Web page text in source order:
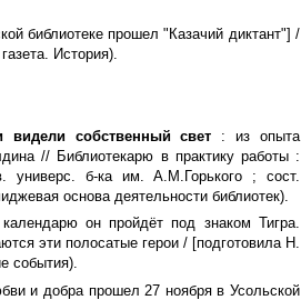
библиотеке прошел "Казачий диктант"] /
История).
собственный свет : из опыта
// Библиотекарю в практику работы :
б-ка им. А.М.Горького ; сост.
основа деятельности библиотек).
он пройдёт под знаком Тигра.
эти полосатые герои / [подготовила Н.
события).
и добра прошел 27 ноября в Усольской